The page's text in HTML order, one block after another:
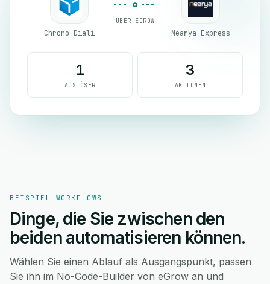
Chrono Diali
ÜBER EGROW
Nearya Express
1
AUSLÖSER
3
AKTIONEN
BEISPIEL-WORKFLOWS
Dinge, die Sie zwischen den
beiden automatisieren können.
Wählen Sie einen Ablauf als Ausgangspunkt, passen
Sie ihn im No-Code-Builder von eGrow an und